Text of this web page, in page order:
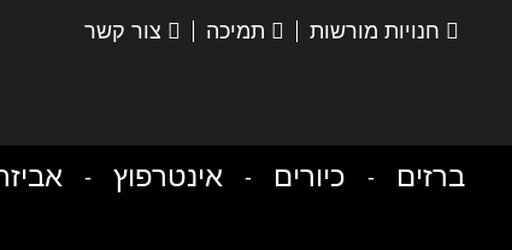
חנויות מורשות תמיכה צור קשר
ברזים כיורים אינטרפוץ